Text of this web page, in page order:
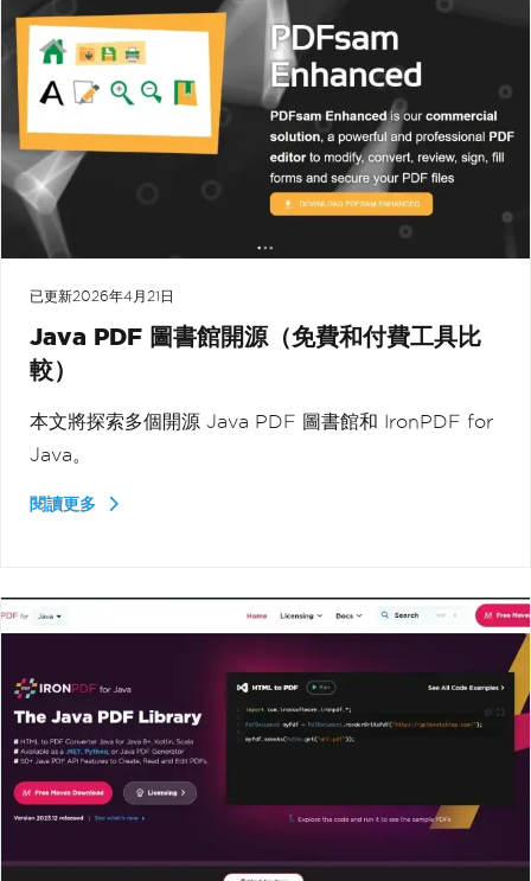
已更新2026年4月21日
Java PDF 圖書館開源（免費和付費工具比
較）
本文將探索多個開源 Java PDF 圖書館和 IronPDF for
Java。
閱讀更多